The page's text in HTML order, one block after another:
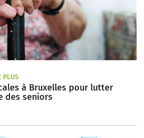
PLUS
à Bruxelles pour lutter
des seniors